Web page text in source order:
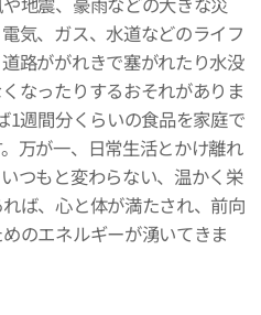
気、ガス、水道などのライフ
路ががれきで塞がれたり水没
なったりするおそれがありま
1週間分くらいの食品を家庭で
万が一、日常生活とかけ離れ
つもと変わらない、温かく栄
ば、心と体が満たされ、前向
のエネルギーが湧いてきま